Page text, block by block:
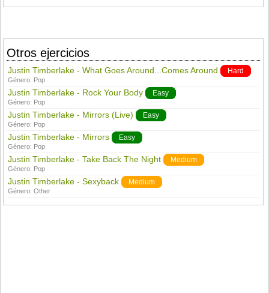
Otros ejercicios
Justin Timberlake - What Goes Around...Comes Around Hard
Género: Pop
Justin Timberlake - Rock Your Body Easy
Género: Pop
Justin Timberlake - Mirrors (Live) Easy
Género: Pop
Justin Timberlake - Mirrors Easy
Género: Pop
Justin Timberlake - Take Back The Night Medium
Género: Pop
Justin Timberlake - Sexyback Medium
Género:Other